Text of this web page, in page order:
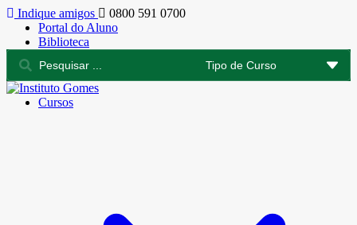
Indique amigos
0800 591 0700
Portal do Aluno
Biblioteca
Cursos